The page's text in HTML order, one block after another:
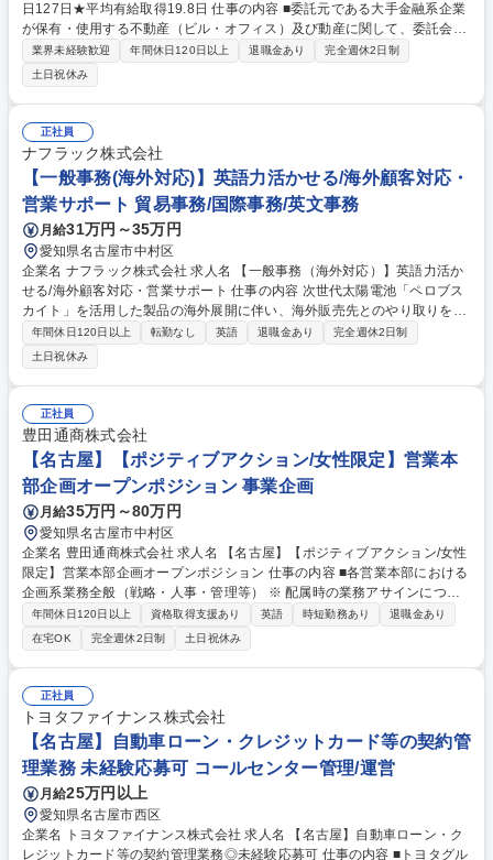
日127日★平均有給取得19.8日 仕事の内容 ■委託元である大手金融系企業
が保有・使用する不動産（ビル・オフィス）及び動産に関して、委託会社
の拠点に常駐し、企画・品質管理・工事管理・維持保全管理業務をご担当
いただきます。 委託会社の不動産関連業務が円滑かつ安定的に運営される
よう、各種業務の取りまとめ、実務支援、調整業務を担当していただきま
す。 具体的な業務内容はその他労働条件の備考をご確認下さい。 募集職
種 【名古屋】不動産管理★年間休日127日★平均有給取得19.8日
業界未経験歓迎 年間休日120日以上 退職金あり
完全週休2日制
土日祝休み
正社員
ナフラック株式会社
【一般事務(海外対応)】英語力活かせる/海外顧客対応・
営業サポート 貿易事務/国際事務/英文事務
月給31万円～35万円
愛知県名古屋市中村区
企業名 ナフラック株式会社 求人名 【一般事務（海外対応）】英語力活か
せる/海外顧客対応・営業サポート 仕事の内容 次世代太陽電池「ペロブス
カイト」を活用した製品の海外展開に伴い、海外販売先とのやり取りを中
心とした事務業務をお任せします。英語力を活かしながら、営業・開発チ
ームを支えるポジションです。 【具体的には】 ■海外顧客／販売代理店と
のメール・オンライン対応（英語） ■見積書・請求書・契約書などの作成
および管理 ■製品に関する問い合わせ対応（社内連携含む） ■営業資料・
提案資料の作成サポート（英語含む）など ※英語を用いた実務コミュニケ
ーションが日常的に発生します 募集職種 【一般事務（海外対応）】英語
力活かせる/海外顧客対応・営業サポート
年間休日120日以上 転勤なし 英語 退職金あり
完全週休2日制
土日祝休み
正社員
豊田通商株式会社
【名古屋】【ポジティブアクション/女性限定】営業本
部企画オープンポジション 事業企画
月給35万円～80万円
愛知県名古屋市中村区
企業名 豊田通商株式会社 求人名 【名古屋】【ポジティブアクション/女性
限定】営業本部企画オープンポジション 仕事の内容 ■各営業本部における
企画系業務全般（戦略・人事・管理等） ※ 配属時の業務アサインについ
ては、面談等を通じて決めさせていただきます。 【予定配属部署】・メタ
ル+(Plus)本部 メタル+(Plus)企画部 ・サーキュラーエコノミー本部 サー
キュラーエコノミー企画部 ・モビリティ本部 モビリティ企画部 ・グリー
ンインフラ本部 グリーンインフラ企画部 ・デジタルソリューション本部
デジタルソリューション企画部 ・ライフスタイル本部 ライフスタイル企
画部 募集職種 【名古屋】【ポジティブアクション/女性限定】営業本部企
画オープンポジション
年間休日120日以上 資格取得支援あり 英語 時短勤務あり
退職金あり
在宅OK
完全週休2日制 土日祝休み
正社員
トヨタファイナンス株式会社
【名古屋】自動車ローン・クレジットカード等の契約管
理業務 未経験応募可 コールセンター管理/運営
月給25万円以上
愛知県名古屋市西区
企業名 トヨタファイナンス株式会社 求人名 【名古屋】自動車ローン・ク
レジットカード等の契約管理業務◎未経験応募可 仕事の内容 ■トヨタグル